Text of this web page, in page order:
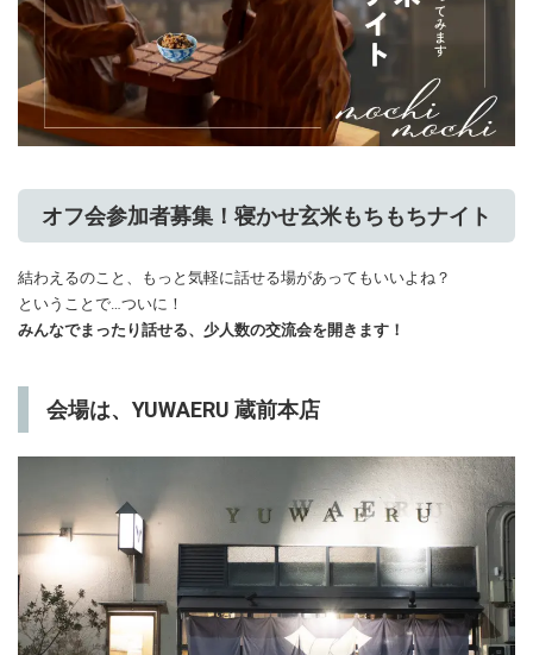
オフ会参加者募集！寝かせ玄米もちもちナイト
結わえるのこと、もっと気軽に話せる場があってもいいよね？
ということで…ついに！
みんなでまったり話せる、少人数の交流会を開きます！
会場は、YUWAERU 蔵前本店